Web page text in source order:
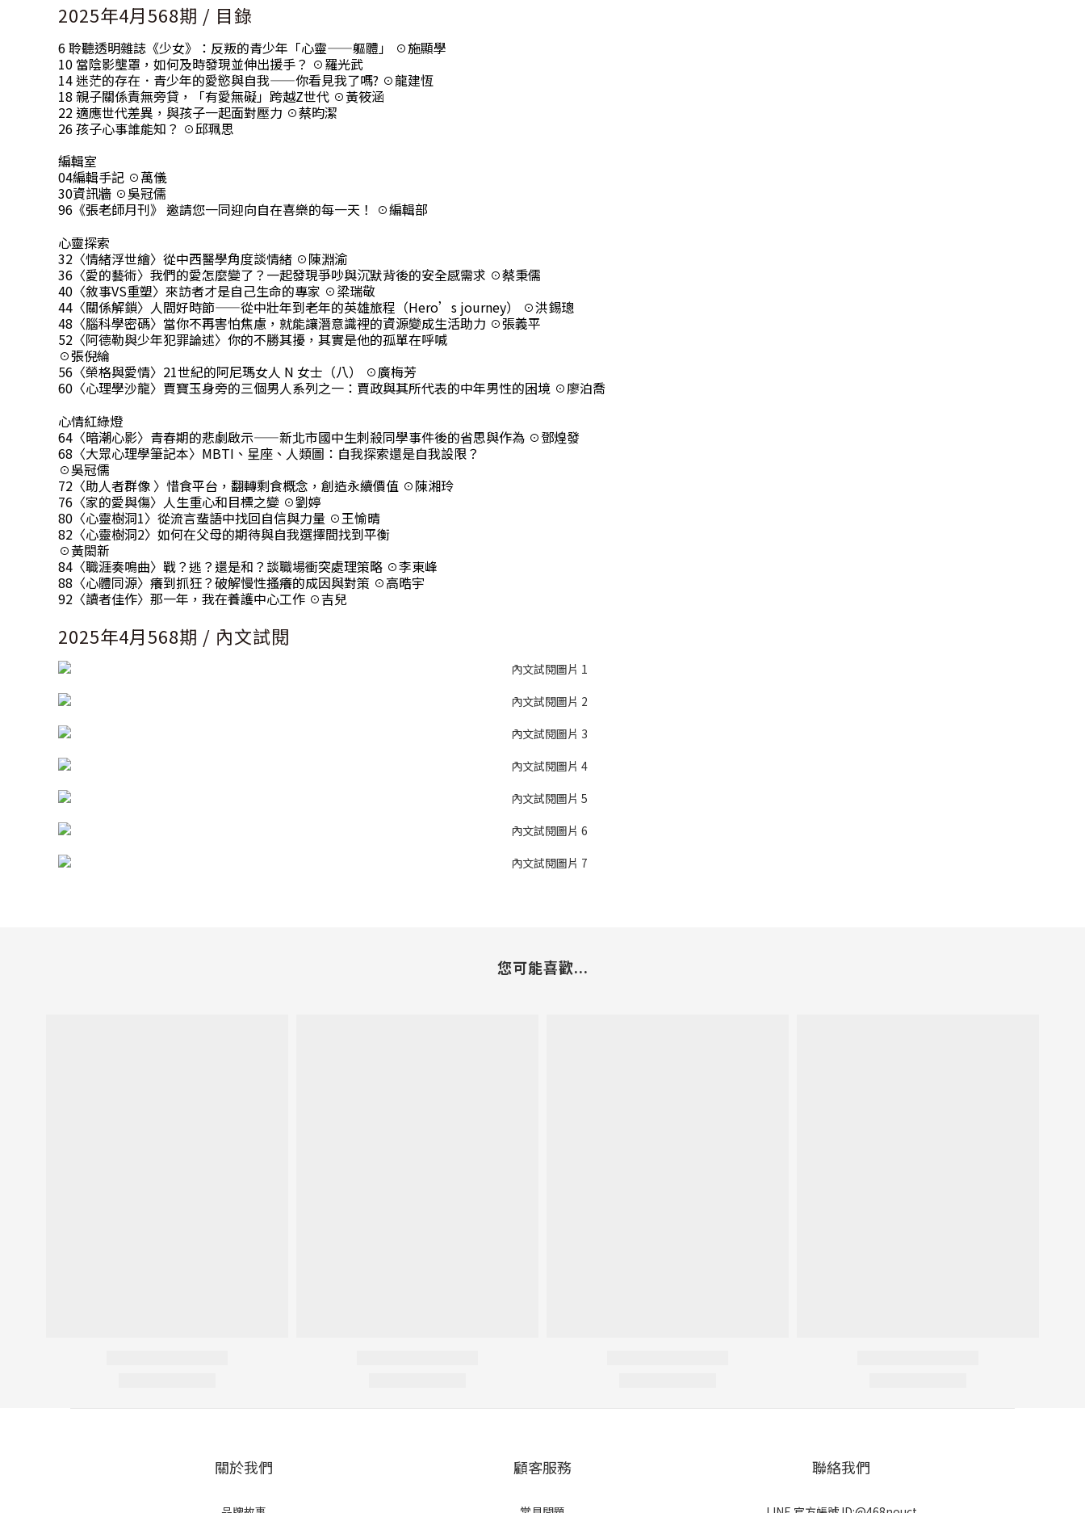
2025年4月568期 / 目錄
6 聆聽透明雜誌《少女》：反叛的青少年「心靈——軀體」 ☉施顯學
10 當陰影壟罩，如何及時發現並伸出援手？ ☉羅光武
14 迷茫的存在．青少年的愛慾與自我——你看見我了嗎? ☉龍建恆
18 親子關係責無旁貸，「有愛無礙」跨越Z世代 ☉黃筱涵
22 適應世代差異，與孩子一起面對壓力 ☉蔡昀潔
26 孩子心事誰能知？ ☉邱珮思
編輯室
04編輯手記 ☉萬儀
30資訊牆 ☉吳冠儒
96《張老師月刊》 邀請您一同迎向自在喜樂的每一天！ ☉編輯部
心靈探索
32〈情緒浮世繪〉從中西醫學角度談情緒 ☉陳淵渝
36〈愛的藝術〉我們的愛怎麼變了？一起發現爭吵與沉默背後的安全感需求 ☉蔡秉儒
40〈敘事VS重塑〉來訪者才是自己生命的專家 ☉梁瑞敬
44〈關係解鎖〉人間好時節——從中壯年到老年的英雄旅程（Hero’s journey） ☉洪錫璁
48〈腦科學密碼〉當你不再害怕焦慮，就能讓潛意識裡的資源變成生活助力 ☉張義平
52〈阿德勒與少年犯罪論述〉你的不勝其擾，其實是他的孤單在呼喊
☉張倪綸
56〈榮格與愛情〉21世紀的阿尼瑪女人 N 女士（八） ☉廣梅芳
60〈心理學沙龍〉賈寶玉身旁的三個男人系列之一：賈政與其所代表的中年男性的困境 ☉廖泊喬
心情紅綠燈
64〈暗潮心影〉青春期的悲劇啟示——新北市國中生刺殺同學事件後的省思與作為 ☉鄧煌發
68〈大眾心理學筆記本〉MBTI、星座、人類圖：自我探索還是自我設限？
☉吳冠儒
72〈助人者群像 〉惜食平台，翻轉剩食概念，創造永續價值 ☉陳湘玲
76〈家的愛與傷〉人生重心和目標之變 ☉劉婷
80〈心靈樹洞1〉從流言蜚語中找回自信與力量 ☉王愉晴
82〈心靈樹洞2〉如何在父母的期待與自我選擇間找到平衡
☉黃閎新
84〈職涯奏鳴曲〉戰？逃？還是和？談職場衝突處理策略 ☉李東峰
88〈心體同源〉癢到抓狂？破解慢性搔癢的成因與對策 ☉高晧宇
92〈讀者佳作〉那一年，我在養護中心工作 ☉吉兒
2025年4月568期 / 內文試閱
您可能喜歡...
關於我們 顧客服務 聯絡我們